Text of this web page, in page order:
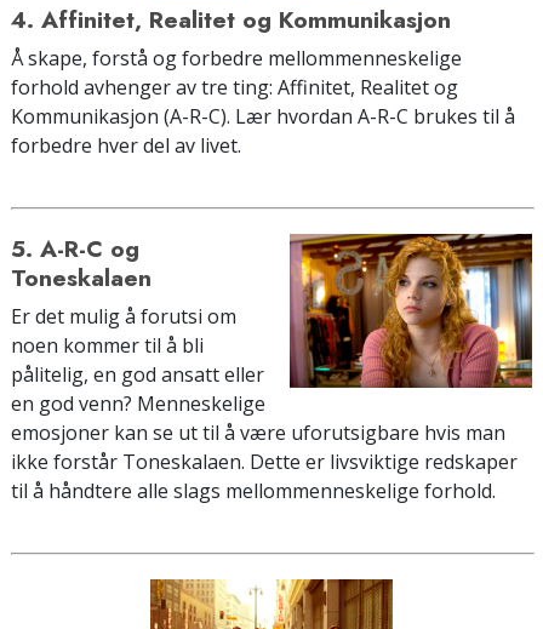
4. Affinitet, Realitet og Kommunikasjon
Å skape, forstå og forbedre mellommenneskelige
forhold avhenger av tre ting: Affinitet, Realitet og
Kommunikasjon (A-R-C). Lær hvordan A-R-C brukes til å
forbedre hver del av livet.
5. A-R-C og
Toneskalaen
Er det mulig å forutsi om
noen kommer til å bli
pålitelig, en god ansatt eller
en god venn? Menneskelige
emosjoner kan se ut til å være uforutsigbare hvis man
ikke forstår Toneskalaen. Dette er livsviktige redskaper
til å håndtere alle slags mellommenneskelige forhold.